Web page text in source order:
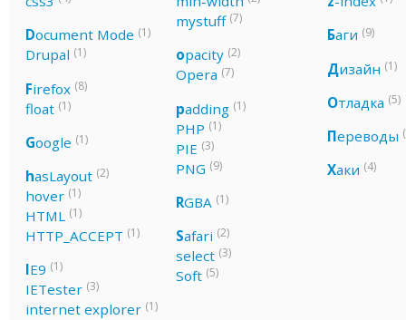
Document Mode (1)
Drupal (1)
Firefox (8)
float (1)
Google (1)
hasLayout (2)
hover (1)
HTML (1)
HTTP_ACCEPT (1)
IE9 (1)
IETester (3)
internet explorer (1)
mystuff (7)
opacity (2)
Opera (7)
padding (1)
PHP (1)
PIE (3)
PNG (9)
RGBA (1)
Safari (2)
select (3)
Soft (5)
Баги (9)
Дизайн (1)
Отладка (5)
Переводы
Хаки (4)